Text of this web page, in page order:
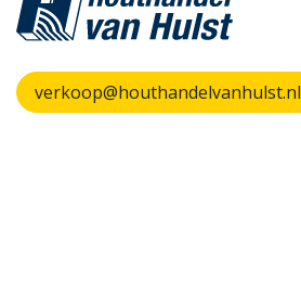
verkoop@houthandelvanhulst.nl